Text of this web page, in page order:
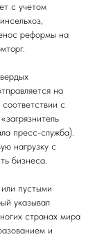
с учетом
реформы на
на
с
пресс-служба).
нагрузку с
бизнеса.
пустыми
указывал
странах мира
и